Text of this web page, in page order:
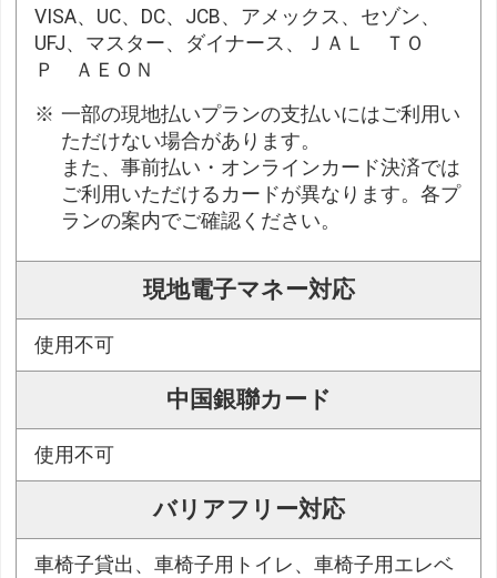
VISA、UC、DC、JCB、アメックス、セゾン、
UFJ、マスター、ダイナース、ＪＡＬ ＴＯ
Ｐ ＡＥＯＮ
一部の現地払いプランの支払いにはご利用い
ただけない場合があります。
また、事前払い・オンラインカード決済では
ご利用いただけるカードが異なります。各プ
ランの案内でご確認ください。
現地電子マネー対応
使用不可
中国銀聯カード
使用不可
バリアフリー対応
車椅子貸出、車椅子用トイレ、車椅子用エレベ